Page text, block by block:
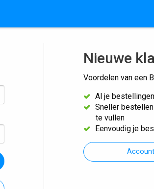
Nieuwe
Voordelen van een
Al je
Sneller
te vullen
Eenvoudig je